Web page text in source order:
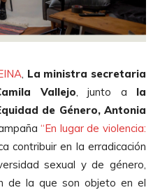
La ministra secretaria
Vallejo , junto a la
de Género, Antonia
“En lugar de violencia:
contribuir en la erradicación
sexual y de género,
de la que son objeto en el